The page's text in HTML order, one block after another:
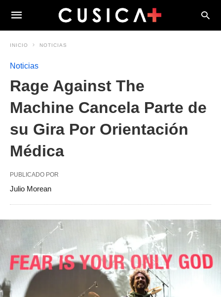
INICIO NOTICIAS
Noticias
Rage Against The
Machine Cancela Parte de
su Gira Por Orientación
Médica
PUBLICADO POR
Julio Morean